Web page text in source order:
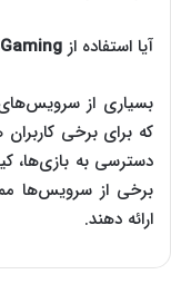
آیا استفاده از
بسیاری از سرویس‌های
که برای برخی
دسترسی به بازی‌ها،
برخی از سرویس‌ها
ارائه دهند.